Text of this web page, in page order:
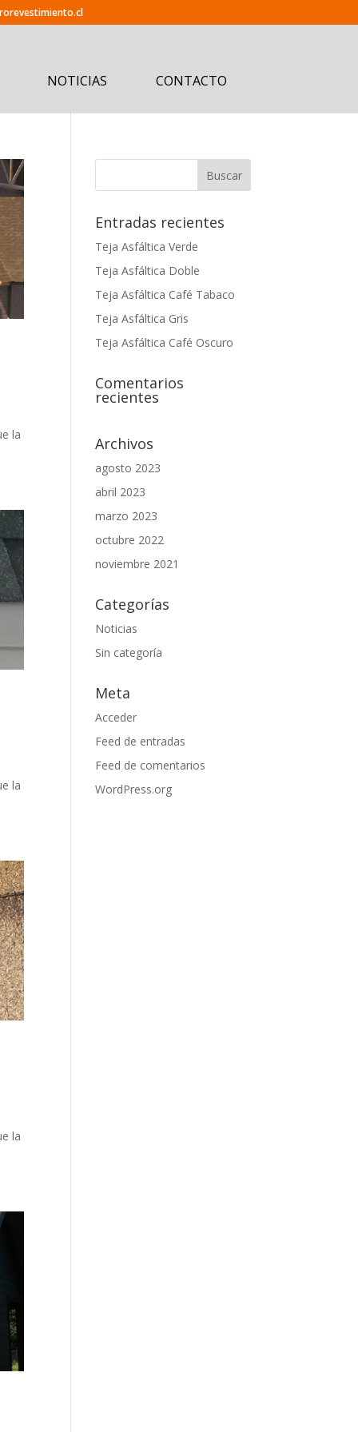
NOTICIAS CONTACTO
la
la
la
Entradas recientes
Teja Asfáltica Verde
Teja Asfáltica Doble
Teja Asfáltica Café Tabaco
Teja Asfáltica Gris
Teja Asfáltica Café Oscuro
Comentarios
recientes
Archivos
agosto 2023
abril 2023
marzo 2023
octubre 2022
noviembre 2021
Categorías
Noticias
Sin categoría
Meta
Acceder
Feed de entradas
Feed de comentarios
WordPress.org